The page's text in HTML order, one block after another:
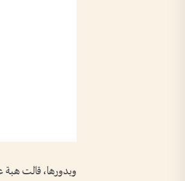
وبدورها، قالت